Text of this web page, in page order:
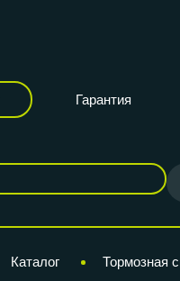
Гарантия
Каталог Тормозная